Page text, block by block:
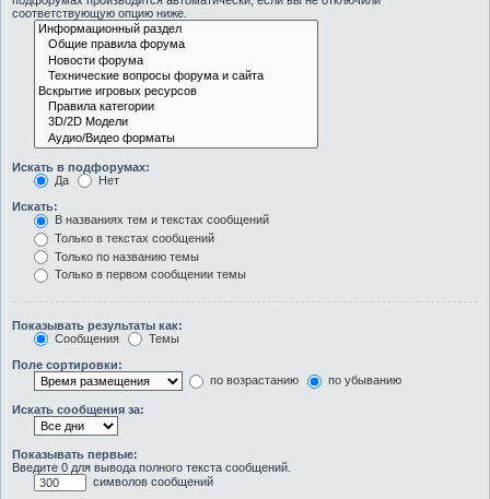
соответствующую опцию ниже.
Искать в подфорумах:
Да
Нет
Искать:
В названиях тем и текстах сообщений
Только в текстах сообщений
Только по названию темы
Только в первом сообщении темы
Показывать результаты как:
Сообщения
Темы
Поле сортировки:
по возрастанию
по убыванию
Искать сообщения за:
Показывать первые:
Введите 0 для вывода полного текста сообщений.
символов сообщений